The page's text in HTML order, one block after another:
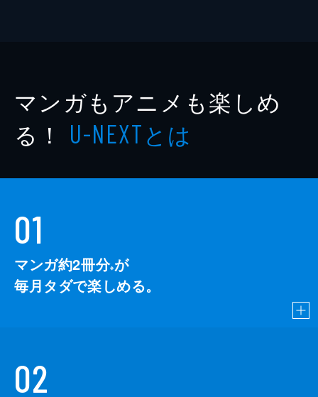
マンガもアニメも楽しめ
る！ U-NEXTとは
01
マンガ約2冊分※が
毎月タダで楽しめる。
02